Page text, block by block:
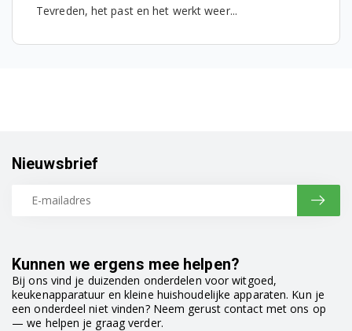
Tevreden, het past en het werkt weer...
Kunnen we ergens mee helpen?
Bij ons vind je duizenden onderdelen voor witgoed,
keukenapparatuur en kleine huishoudelijke apparaten. Kun je
een onderdeel niet vinden? Neem gerust contact met ons op
— we helpen je graag verder.
Nieuwsbrief